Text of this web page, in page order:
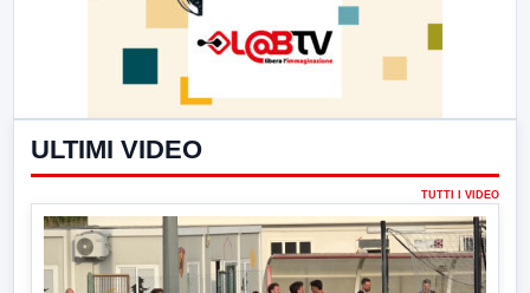
ULTIMI VIDEO
TUTTI I VIDEO